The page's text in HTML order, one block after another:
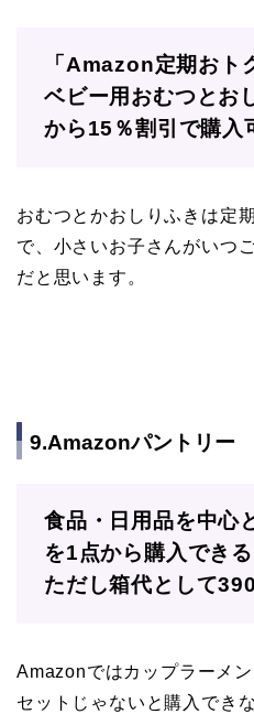
「Amazon定期おト
ベビー用おむつとお
から15％割引で購入
おむつとかおしりふきは定
で、小さいお子さんがいつ
だと思います。
9.Amazonパントリー
食品・日用品を中心
を1点から購入できる
ただし箱代として
Amazonではカップラーメ
セットじゃないと購入でき